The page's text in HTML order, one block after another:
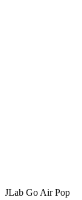
JLab Go Air Pop